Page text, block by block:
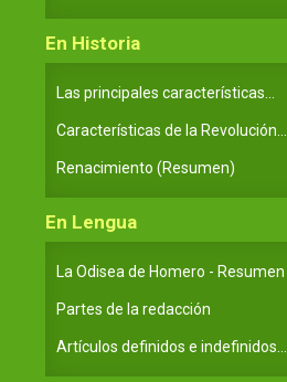
En Historia
Las principales características...
Características de la Revolución...
Renacimiento (Resumen)
En Lengua
La Odisea de Homero - Resumen
Partes de la redacción
Artículos definidos e indefinidos...